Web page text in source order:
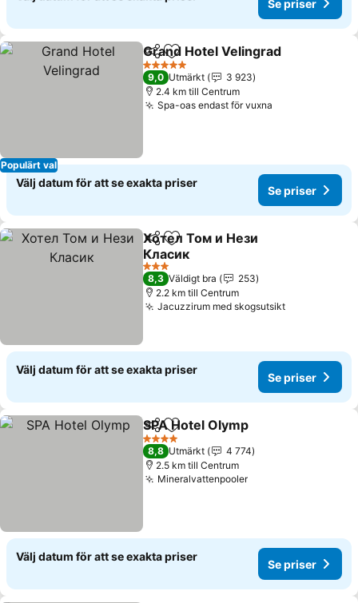
Se priser
Populärt val
Dela Lägg till i Mina Favoriter
Grand Hotel Velingrad
5 Stjärnor
9,0 Utmärkt
3 923
2.4 km till Centrum
Spa-oas endast för vuxna
Välj datum för att se exakta priser
Se priser
Dela Lägg till i Mina Favoriter
Хотел Том и Нези
Класик
Se priser
3 Stjärnor
8,3 Väldigt bra
253
2.2 km till Centrum
Jacuzzirum med skogsutsiktSe priser
Välj datum för att se exakta priser
Se priser
Dela Lägg till i Mina Favoriter
SPA Hotel Olymp
4 Stjärnor
8,8 Utmärkt
4 774
2.5 km till Centrum
MineralvattenpoolerSe priser
Välj datum för att se exakta priser
Se priser